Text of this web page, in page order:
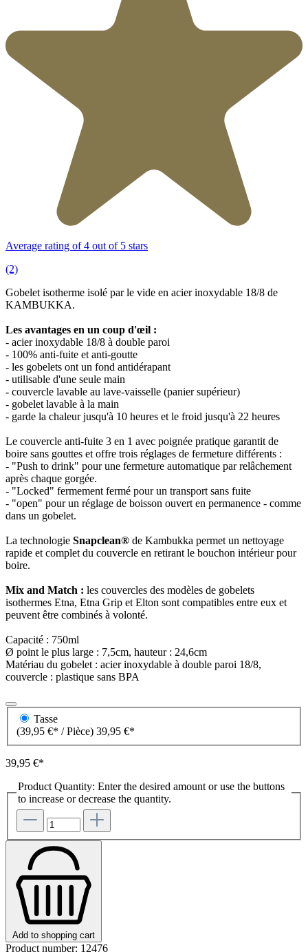
Average rating of 4 out of 5 stars
(2)
Gobelet isotherme isolé par le vide en acier inoxydable 18/8 de
KAMBUKKA.
Les avantages en un coup d'œil :
- acier inoxydable 18/8 à double paroi
- 100% anti-fuite et anti-goutte
- les gobelets ont un fond antidérapant
- utilisable d'une seule main
- couvercle lavable au lave-vaisselle (panier supérieur)
- gobelet lavable à la main
- garde la chaleur jusqu'à 10 heures et le froid jusqu'à 22 heures
Le couvercle anti-fuite 3 en 1 avec poignée pratique garantit de
boire sans gouttes et offre trois réglages de fermeture différents :
- "Push to drink" pour une fermeture automatique par relâchement
après chaque gorgée.
- "Locked" fermement fermé pour un transport sans fuite
- "open" pour un réglage de boisson ouvert en permanence - comme
dans un gobelet.
La technologie Snapclean® de Kambukka permet un nettoyage
rapide et complet du couvercle en retirant le bouchon intérieur pour
boire.
Mix and Match : les couvercles des modèles de gobelets
isothermes Etna, Etna Grip et Elton sont compatibles entre eux et
peuvent être combinés à volonté.
Capacité : 750ml
Ø point le plus large : 7,5cm, hauteur : 24,6cm
Matériau du gobelet : acier inoxydable à double paroi 18/8,
couvercle : plastique sans BPA
Tasse
(39,95 €* / Pièce) 39,95 €*
39,95 €*
Product Quantity: Enter the desired amount or use the buttons
to increase or decrease the quantity.
Add to shopping cart
Product number: 12476